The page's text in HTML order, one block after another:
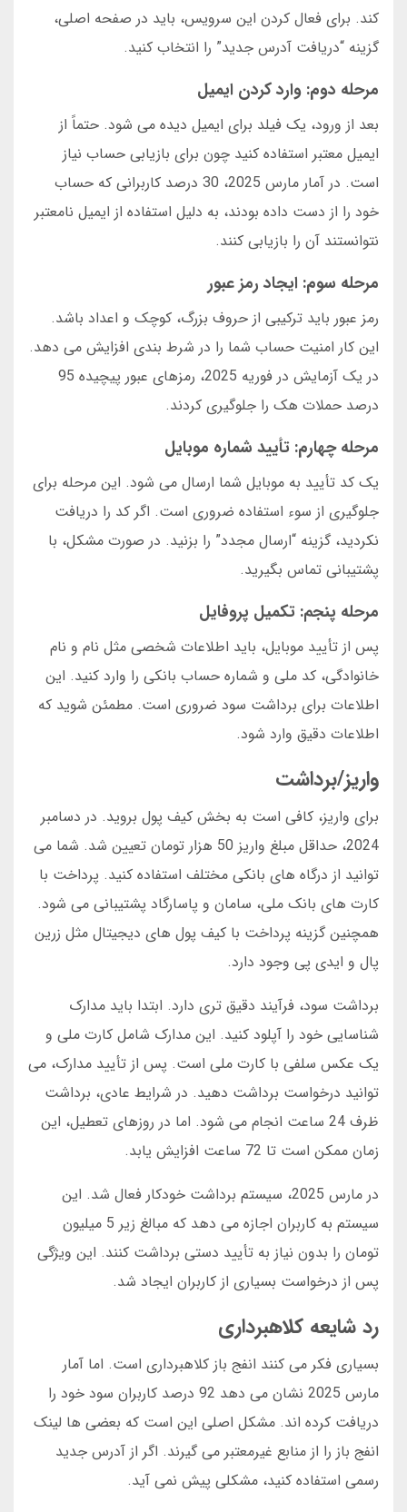
کند. برای فعال کردن این سرویس، باید در صفحه اصلی،
گزینه “دریافت آدرس جدید” را انتخاب کنید.
مرحله دوم: وارد کردن ایمیل
بعد از ورود، یک فیلد برای ایمیل دیده می شود. حتماً از
ایمیل معتبر استفاده کنید چون برای بازیابی حساب نیاز
است. در آمار مارس 2025، 30 درصد کاربرانی که حساب
خود را از دست داده بودند، به دلیل استفاده از ایمیل نامعتبر
نتوانستند آن را بازیابی کنند.
مرحله سوم: ایجاد رمز عبور
رمز عبور باید ترکیبی از حروف بزرگ، کوچک و اعداد باشد.
این کار امنیت حساب شما را در شرط بندی افزایش می دهد.
در یک آزمایش در فوریه 2025، رمزهای عبور پیچیده 95
درصد حملات هک را جلوگیری کردند.
مرحله چهارم: تأیید شماره موبایل
یک کد تأیید به موبایل شما ارسال می شود. این مرحله برای
جلوگیری از سوء استفاده ضروری است. اگر کد را دریافت
نکردید، گزینه “ارسال مجدد” را بزنید. در صورت مشکل، با
پشتیبانی تماس بگیرید.
مرحله پنجم: تکمیل پروفایل
پس از تأیید موبایل، باید اطلاعات شخصی مثل نام و نام
خانوادگی، کد ملی و شماره حساب بانکی را وارد کنید. این
اطلاعات برای برداشت سود ضروری است. مطمئن شوید که
اطلاعات دقیق وارد شود.
واریز/برداشت
برای واریز، کافی است به بخش کیف پول بروید. در دسامبر
2024، حداقل مبلغ واریز 50 هزار تومان تعیین شد. شما می
توانید از درگاه های بانکی مختلف استفاده کنید. پرداخت با
کارت های بانک ملی، سامان و پاسارگاد پشتیبانی می شود.
همچنین گزینه پرداخت با کیف پول های دیجیتال مثل زرین
پال و ایدی پی وجود دارد.
برداشت سود، فرآیند دقیق تری دارد. ابتدا باید مدارک
شناسایی خود را آپلود کنید. این مدارک شامل کارت ملی و
یک عکس سلفی با کارت ملی است. پس از تأیید مدارک، می
توانید درخواست برداشت دهید. در شرایط عادی، برداشت
ظرف 24 ساعت انجام می شود. اما در روزهای تعطیل، این
زمان ممکن است تا 72 ساعت افزایش یابد.
در مارس 2025، سیستم برداشت خودکار فعال شد. این
سیستم به کاربران اجازه می دهد که مبالغ زیر 5 میلیون
تومان را بدون نیاز به تأیید دستی برداشت کنند. این ویژگی
پس از درخواست بسیاری از کاربران ایجاد شد.
رد شایعه کلاهبرداری
بسیاری فکر می کنند انفج باز کلاهبرداری است. اما آمار
مارس 2025 نشان می دهد 92 درصد کاربران سود خود را
دریافت کرده اند. مشکل اصلی این است که بعضی ها لینک
انفج باز را از منابع غیرمعتبر می گیرند. اگر از آدرس جدید
رسمی استفاده کنید، مشکلی پیش نمی آید.